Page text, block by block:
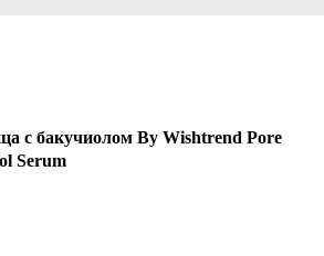
с бакучиолом By Wishtrend Pore
Serum